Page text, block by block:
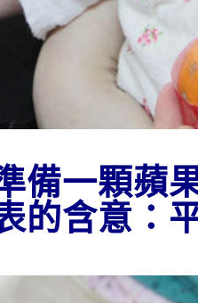
備一顆蘋
的含意：